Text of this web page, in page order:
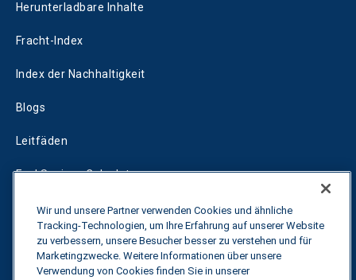
Herunterladbare Inhalte
Fracht-Index
Index der Nachhaltigkeit
Blogs
Leitfäden
Fuel Savings Calculator
Rechner für die Transportoptimierung
Tarif-Tracker
Wir und unsere Partner verwenden Cookies und ähnliche
Tracking-Technologien, um Ihre Erfahrung auf unserer Website
zu verbessern, unsere Besucher besser zu verstehen und für
Marketingzwecke. Weitere Informationen über unsere
Verwendung von Cookies finden Sie in unserer